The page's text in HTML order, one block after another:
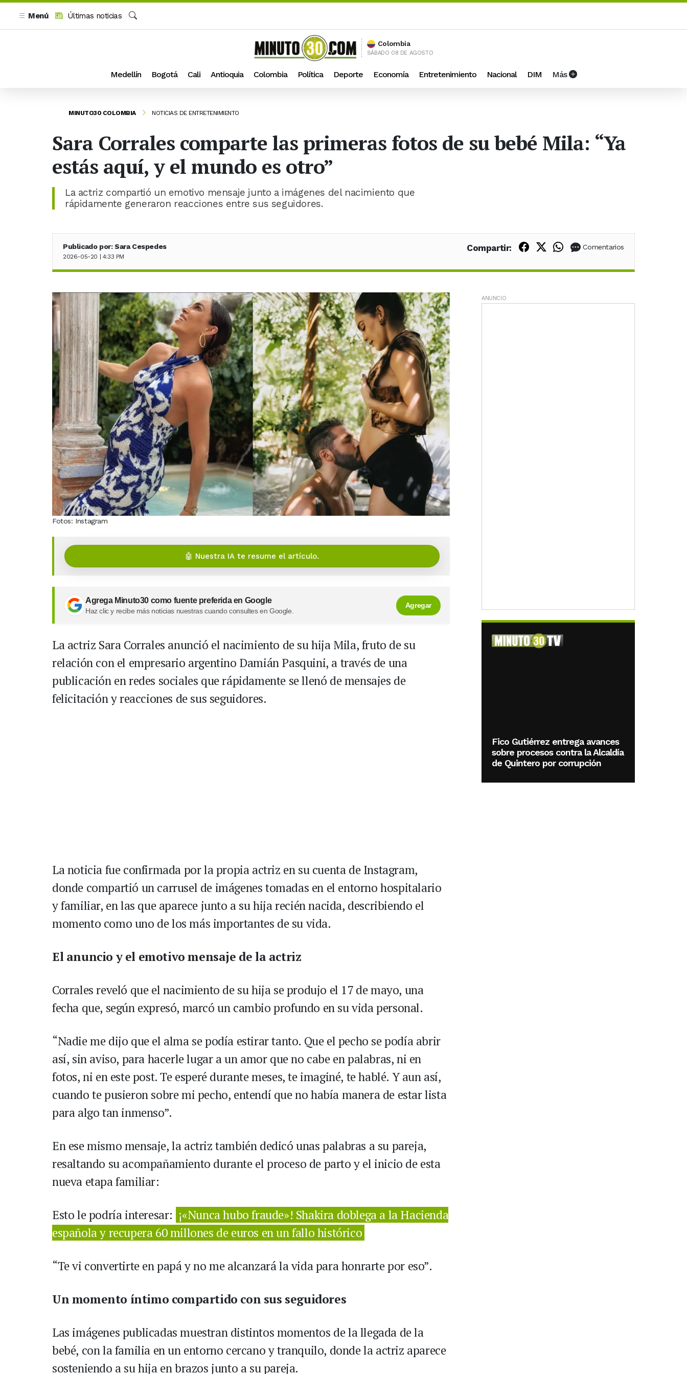
Menú
Últimas noticias
Buscar
Colombia
SÁBADO 08 DE AGOSTO
Medellín Bogotá Cali Antioquia Colombia Política Deporte Economía Entretenimiento Nacional DIM Más
MINUTO30 COLOMBIA NOTICIAS DE ENTRETENIMIENTO
Sara Corrales comparte las primeras fotos de su bebé Mila: “Ya
estás aquí, y el mundo es otro”
La actriz compartió un emotivo mensaje junto a imágenes del nacimiento que
rápidamente generaron reacciones entre sus seguidores.
Publicado por: Sara Cespedes
2026-05-20 | 4:33 PM
Compartir: Compartir en Facebook
Compartir en X (Twitter)
Compartir en WhatsApp
Comentarios
Fotos: Instagram
🤖 Nuestra IA te resume el artículo.
Agrega Minuto30 como fuente preferida en Google
Haz clic y recibe más noticias nuestras cuando consultes en Google.
Agregar
La actriz Sara Corrales anunció el nacimiento de su hija Mila, fruto de su
relación con el empresario argentino Damián Pasquini, a través de una
publicación en redes sociales que rápidamente se llenó de mensajes de
felicitación y reacciones de sus seguidores.
La noticia fue confirmada por la propia actriz en su cuenta de Instagram,
donde compartió un carrusel de imágenes tomadas en el entorno hospitalario
y familiar, en las que aparece junto a su hija recién nacida, describiendo el
momento como uno de los más importantes de su vida.
El anuncio y el emotivo mensaje de la actriz
Corrales reveló que el nacimiento de su hija se produjo el 17 de mayo, una
fecha que, según expresó, marcó un cambio profundo en su vida personal.
“Nadie me dijo que el alma se podía estirar tanto. Que el pecho se podía abrir
así, sin aviso, para hacerle lugar a un amor que no cabe en palabras, ni en
fotos, ni en este post. Te esperé durante meses, te imaginé, te hablé. Y aun así,
cuando te pusieron sobre mi pecho, entendí que no había manera de estar lista
para algo tan inmenso”.
En ese mismo mensaje, la actriz también dedicó unas palabras a su pareja,
resaltando su acompañamiento durante el proceso de parto y el inicio de esta
nueva etapa familiar:
Esto le podría interesar: ¡«Nunca hubo fraude»! Shakira doblega a la Hacienda
española y recupera 60 millones de euros en un fallo histórico
“Te vi convertirte en papá y no me alcanzará la vida para honrarte por eso”.
Un momento íntimo compartido con sus seguidores
Las imágenes publicadas muestran distintos momentos de la llegada de la
bebé, con la familia en un entorno cercano y tranquilo, donde la actriz aparece
sosteniendo a su hija en brazos junto a su pareja.
ANUNCIO
Fico Gutiérrez entrega avances
sobre procesos contra la Alcaldía
de Quintero por corrupción